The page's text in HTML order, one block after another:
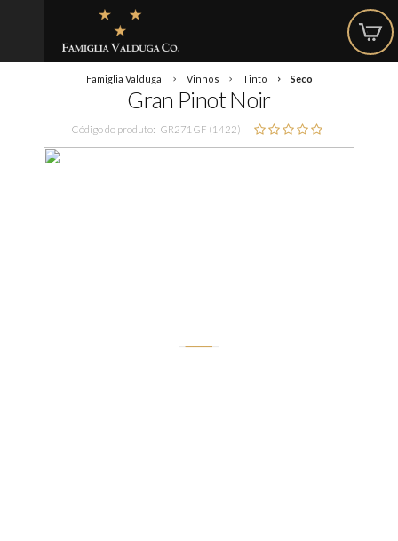
Famiglia Valduga Vinhos Tinto Seco
Gran Pinot Noir
Código do produto: GR271GF (1422)